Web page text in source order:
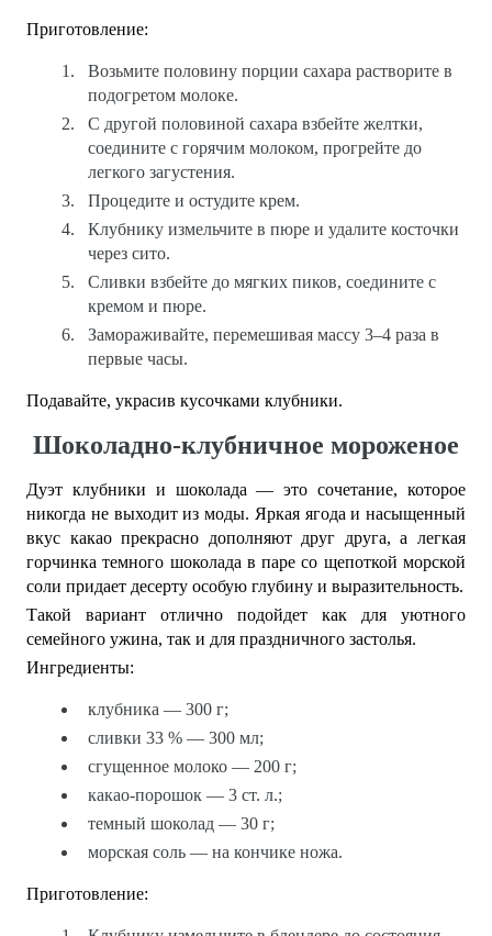
Приготовление:
Возьмите половину порции сахара растворите в
подогретом молоке.
С другой половиной сахара взбейте желтки,
соедините с горячим молоком, прогрейте до
легкого загустения.
Процедите и остудите крем.
Клубнику измельчите в пюре и удалите косточки
через сито.
Сливки взбейте до мягких пиков, соедините с
кремом и пюре.
Замораживайте, перемешивая массу 3–4 раза в
первые часы.
Подавайте, украсив кусочками клубники.
Шоколадно-клубничное мороженое
Дуэт клубники и шоколада — это сочетание, которое
никогда не выходит из моды. Яркая ягода и насыщенный
вкус какао прекрасно дополняют друг друга, а легкая
горчинка темного шоколада в паре со щепоткой морской
соли придает десерту особую глубину и выразительность.
Такой вариант отлично подойдет как для уютного
семейного ужина, так и для праздничного застолья.
Ингредиенты:
клубника — 300 г;
сливки 33 % — 300 мл;
сгущенное молоко — 200 г;
какао-порошок — 3 ст. л.;
темный шоколад — 30 г;
морская соль — на кончике ножа.
Приготовление: